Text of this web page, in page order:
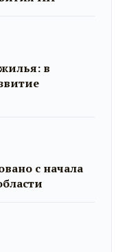
в
с начала